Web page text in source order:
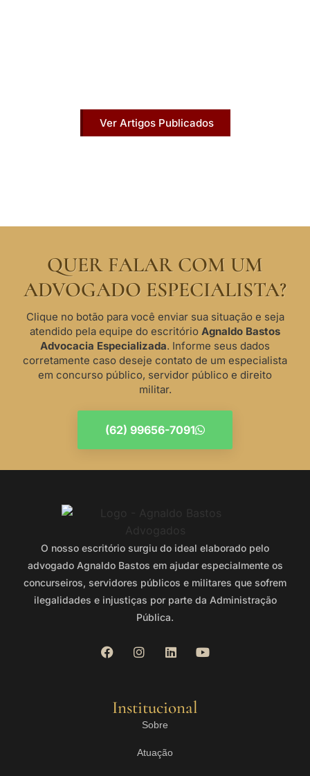
Ver Artigos Publicados
QUER FALAR COM UM
ADVOGADO ESPECIALISTA?
Clique no botão para você enviar sua situação e seja
atendido pela equipe do escritório Agnaldo Bastos
Advocacia Especializada. Informe seus dados
corretamente caso deseje contato de um especialista
em concurso público, servidor público e direito
militar.
(62) 99656-7091
O nosso escritório surgiu do ideal elaborado pelo
advogado Agnaldo Bastos em ajudar especialmente os
concurseiros, servidores públicos e militares que sofrem
ilegalidades e injustiças por parte da Administração
Pública.
Institucional
Sobre
Atuação